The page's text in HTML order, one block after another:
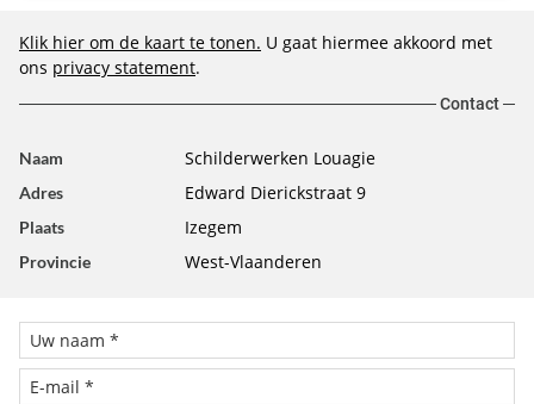
Klik hier om de kaart te tonen. U gaat hiermee akkoord met
ons privacy statement.
Contact
Naam Schilderwerken Louagie
Adres Edward Dierickstraat 9
Plaats Izegem
Provincie West-Vlaanderen